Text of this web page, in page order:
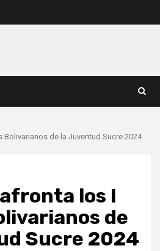
de la Juventud Sucre 2024
los I
de
Sucre 2024